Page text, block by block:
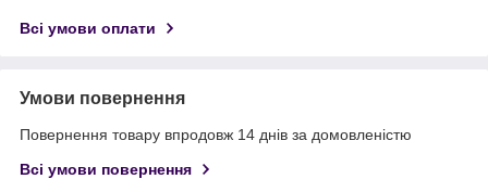
Всі умови оплати
Умови повернення
Повернення товару впродовж 14 днів за домовленістю
Всі умови повернення